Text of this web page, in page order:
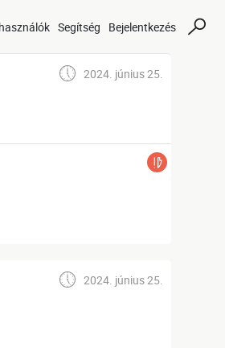
Segítség Bejelentkezés
2024. június 25.
2024. június 25.